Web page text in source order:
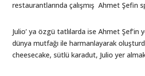
restaurantlarında çalışmış Ahmet Şefin
Julio’ ya özgü tatlılarda ise Ahmet Şef’in
dünya mutfağı ile harmanlayarak
cheesecake, sütlü karadut, Julio yer